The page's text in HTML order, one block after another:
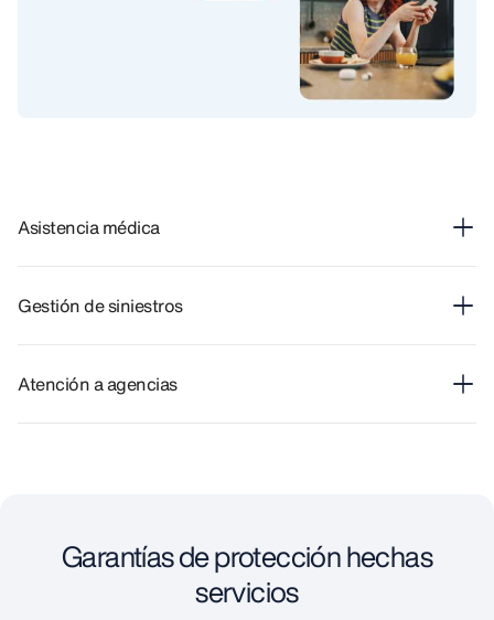
Asistencia médica
Gestión de siniestros
Atención a agencias
Garantías de protección hechas
servicios